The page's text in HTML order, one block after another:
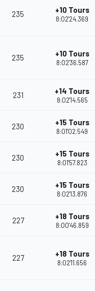
235 +10 Tours
8:02'24.369
235 +10 Tours
8:02'36.587
231 +14 Tours
8:02'14.565
230 +15 Tours
8:01'02.549
230 +15 Tours
8:01'57.823
230 +15 Tours
8:02'13.876
227 +18 Tours
8:00'46.859
227 +18 Tours
8:02'11.656